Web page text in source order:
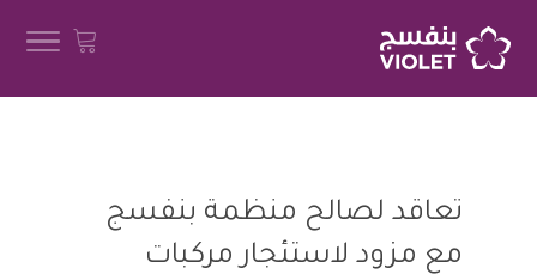
تعاقد لصالح منظمة بنفسج
مع مزود لاستئجار مركبات